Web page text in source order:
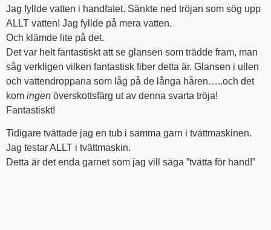
Jag fyllde vatten i handfatet. Sänkte ned tröjan som sög upp
ALLT vatten! Jag fyllde på mera vatten.
Och klämde lite på det.
Det var helt fantastiskt att se glansen som trädde fram, man
såg verkligen vilken fantastisk fiber detta är. Glansen i ullen
och vattendroppana som låg på de långa håren…..och det
kom ingen överskottsfärg ut av denna svarta tröja!
Fantastiskt!
Tidigare tvättade jag en tub i samma garn i tvättmaskinen.
Jag testar ALLT i tvättmaskin.
Detta är det enda garnet som jag vill säga ”tvätta för hand!”